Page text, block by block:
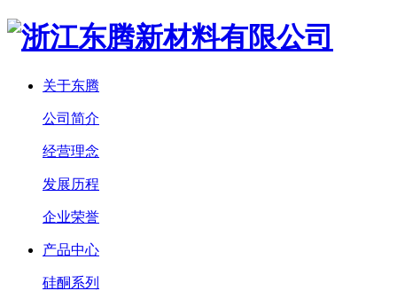
关于东腾
公司简介
经营理念
发展历程
企业荣誉
产品中心
硅酮系列